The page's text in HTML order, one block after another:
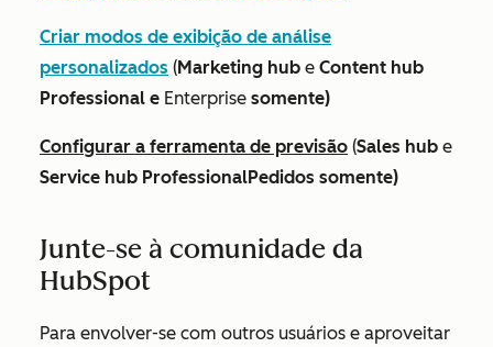
Criar modos de exibição de análise
personalizados (Marketing hub e Content hub
Professional e Enterprise somente)
Configurar a ferramenta de previsão (Sales hub e
Service hub ProfessionalPedidos somente)
Junte-se à comunidade da
HubSpot
Para envolver-se com outros usuários e aproveitar